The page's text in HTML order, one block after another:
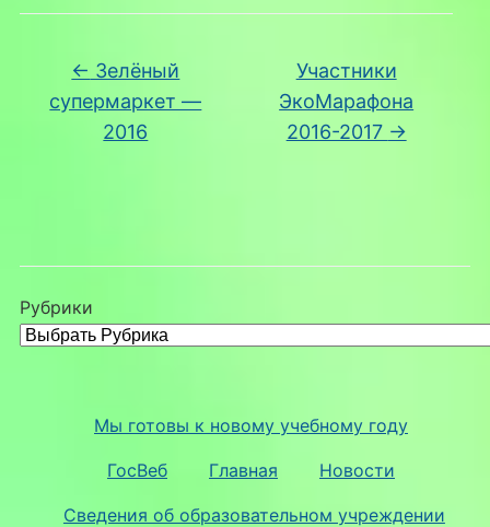
← Зелёный
супермаркет —
2016
Участники
ЭкоМарафона
2016-2017 →
Рубрики
Мы готовы к новому учебному году
ГосВеб Главная Новости
Сведения об образовательном учреждении